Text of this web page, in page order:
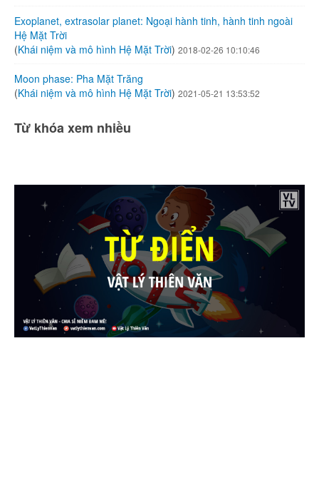
Exoplanet, extrasolar planet: Ngoại hành tinh, hành tinh ngoài
Hệ Mặt Trời
(Khái niệm và mô hình Hệ Mặt Trời) 2018-02-26 10:10:46
Moon phase: Pha Mặt Trăng
(Khái niệm và mô hình Hệ Mặt Trời) 2021-05-21 13:53:52
Từ khóa xem nhiều